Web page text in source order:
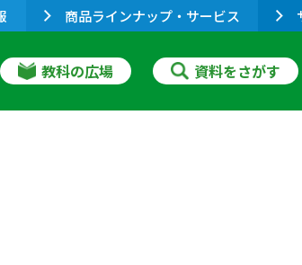
商品ラインナップ・サービス
教科の広場 資料をさがす